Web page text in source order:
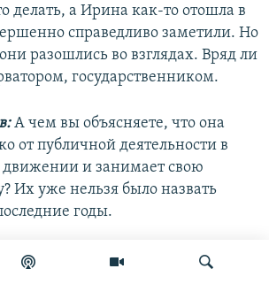
делать, а Ирина как-то отошла в
справедливо заметили. Но
разошлись во взглядах. Вряд ли
государственником.
А чем вы объясняете, что она
от публичной деятельности в
и занимает свою
Их уже нельзя было назвать
годы.
Это уже довольно давно. По-